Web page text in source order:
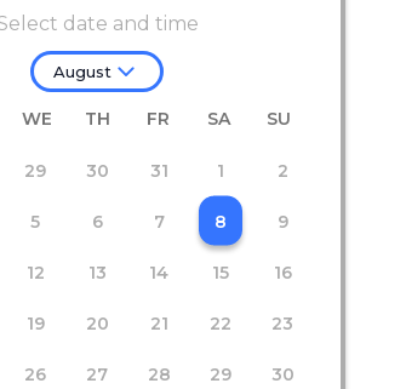
date and time
August
WE TH FR SA SU
29 30 31 1 2
5 6 7 8 9
12 13 14 15 16
19 20 21 22 23
26 27 28 29 30